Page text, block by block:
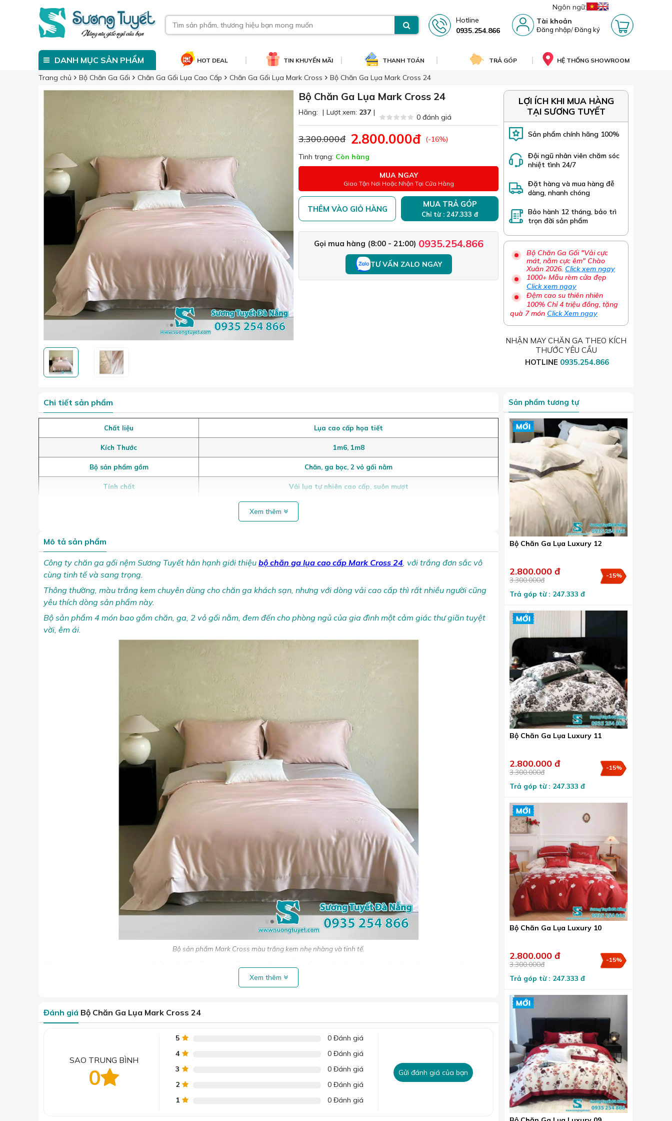
Ngôn ngữ:
Hotline
0935.254.866
Tài khoản
Đăng nhập/Đăng ký
DANH MỤC SẢN PHẨM HOT DEAL TIN KHUYẾN MÃI THANH TOÁN TRẢ GÓP HỆ THỐNG SHOWROOM
Trang chủ Bộ Chăn Ga Gối Chăn Ga Gối Lụa Cao Cấp Chăn Ga Gối Lụa Mark Cross Bộ Chăn Ga Lụa Mark Cross 24
Bộ Chăn Ga Lụa Mark Cross 24
Hãng: | Lượt xem: 237 |
0 đánh giá
3.300.000đ 2.800.000đ
(-16%)
Tình trạng: Còn hàng
MUA NGAY
Giao Tận Nơi Hoặc Nhận Tại Cửa Hàng
THÊM VÀO GIỎ HÀNG MUA TRẢ GÓP
Chỉ từ : 247.333 đ
Gọi mua hàng (8:00 - 21:00) 0935.254.866
TƯ VẤN ZALO NGAY
LỢI ÍCH KHI MUA HÀNG
TẠI SƯƠNG TUYẾT
Sản phẩm chính hãng 100%
Đội ngũ nhân viên chăm sóc
nhiệt tình 24/7
Đặt hàng và mua hàng đễ
dàng, nhanh chóng
Bảo hành 12 tháng, bảo trì
trọn đời sản phẩm
Bộ Chăn Ga Gối "Vải cực
mát, nằm cực êm" Chào
Xuân 2026. Click xem ngay
1000+ Mẫu rèm cửa đẹp
Click xem ngay
Đệm cao su thiên nhiên
100% Chỉ 4 triệu đồng, tặng
quà 7 món Click Xem ngay
NHẬN MAY CHĂN GA THEO KÍCH
THƯỚC YÊU CẦU
HOTLINE 0935.254.866
Chi tiết sản phẩm
Chất liệu Lụa cao cấp họa tiết
Kích Thước 1m6, 1m8
Bộ sản phẩm gồm Chăn, ga bọc, 2 vỏ gối nằm
Tính chất Vải lụa tự nhiên cao cấp, suôn mượt
Xem thêm
Mô tả sản phẩm
Công ty chăn ga gối nệm Sương Tuyết hân hạnh giới thiệu bộ chăn ga lụa cao cấp Mark Cross 24, với trắng đơn sắc vô
cùng tinh tế và sang trọng.
Thông thường, màu trắng kem chuyên dùng cho chăn ga khách sạn, nhưng với dòng vải cao cấp thì rất nhiều người cũng
yêu thích dòng sản phẩm này.
Bộ sản phẩm 4 món bao gồm chăn, ga, 2 vỏ gối nằm, đem đến cho phòng ngủ của gia đình một cảm giác thư giãn tuyệt
vời, êm ái.
Bộ sản phẩm Mark Cross màu trắng kem nhẹ nhàng và tinh tế.
Sản phẩm rất dễ nhận biết và phân biệt với nhãn dán màu đen, chữ vàng được may trên thành. Cùng với đó, logo thương
Xem thêm
Đánh giá Bộ Chăn Ga Lụa Mark Cross 24
SAO TRUNG BÌNH
0
5
0 Đánh giá
4
0 Đánh giá
3
0 Đánh giá
2
0 Đánh giá
1
0 Đánh giá
Gửi đánh giá của bạn
Sản phẩm tương tự
Bộ Chăn Ga Lụa Luxury 12
2.800.000 đ
3.300.000đ
-15%
Trả góp từ : 247.333 đ
Bộ Chăn Ga Lụa Luxury 11
2.800.000 đ
3.300.000đ
-15%
Trả góp từ : 247.333 đ
Bộ Chăn Ga Lụa Luxury 10
2.800.000 đ
3.300.000đ
-15%
Trả góp từ : 247.333 đ